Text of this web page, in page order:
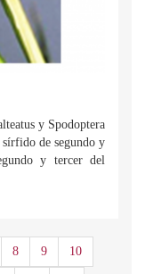
y Spodoptera
de segundo y
y tercer del
8 9 10